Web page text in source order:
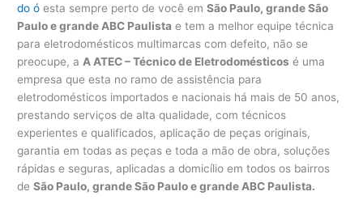
do ó esta sempre perto de você emSão Paulo, grande São
Paulo e grande ABC Paulista e tem a melhor equipe técnica
para eletrodomésticos multimarcas com defeito, não se
preocupe, a A ATEC – Técnico de Eletrodomésticos é uma
empresa que esta no ramo de assistência para
eletrodomésticos importados e nacionais há mais de 50 anos,
prestando serviços de alta qualidade, com técnicos
experientes e qualificados, aplicação de peças originais,
garantia em todas as peças e toda a mão de obra, soluções
rápidas e seguras, aplicadas a domicílio em todos os bairros
deSão Paulo, grande São Paulo e grande ABC Paulista.